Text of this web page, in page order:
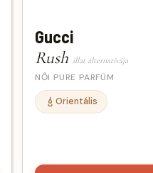
Gucci
Rush illat alternatívája
NŐI PURE PARFÜM
Orientális